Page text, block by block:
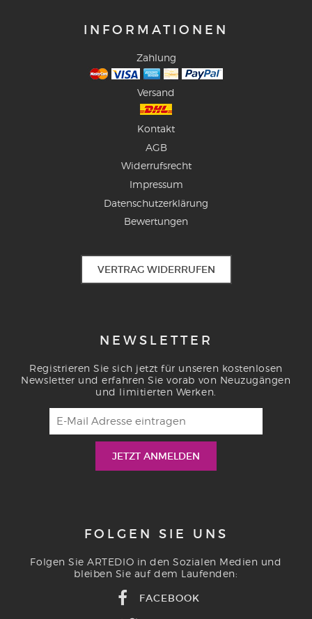
INFORMATIONEN
Zahlung
Versand
Kontakt
AGB
Widerrufsrecht
Impressum
Datenschutzerklärung
Bewertungen
VERTRAG WIDERRUFEN
NEWSLETTER
Registrieren Sie sich jetzt für unseren kostenlosen
Newsletter und erfahren Sie vorab von Neuzugängen
und limitierten Werken.
FOLGEN SIE UNS
Folgen Sie ARTEDIO in den Sozialen Medien und
bleiben Sie auf dem Laufenden:
FACEBOOK